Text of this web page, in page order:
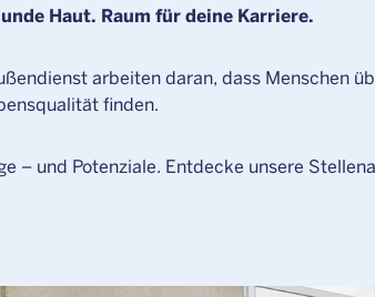
Haut. Raum für deine Karriere.
arbeiten daran, dass Menschen
finden.
– und Potenziale. Entdecke unsere